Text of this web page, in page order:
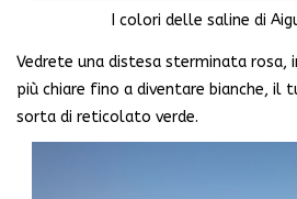
I colori delle saline di
Vedrete una distesa sterminata rosa,
più chiare fino a diventare bianche, il
sorta di reticolato verde.